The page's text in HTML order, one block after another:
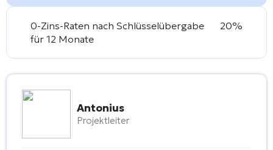
0-Zins-Raten nach Schlüsselübergabe
für 12 Monate
20%
Antonius
Projektleiter